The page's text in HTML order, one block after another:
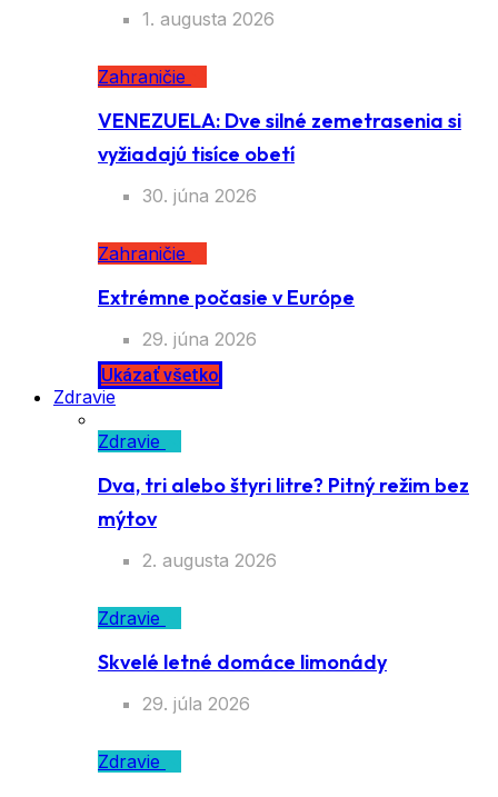
1. augusta 2026
Zahraničie
VENEZUELA: Dve silné zemetrasenia si
vyžiadajú tisíce obetí
30. júna 2026
Zahraničie
Extrémne počasie v Európe
29. júna 2026
Ukázať všetko
Zdravie
Zdravie
Dva, tri alebo štyri litre? Pitný režim bez
mýtov
2. augusta 2026
Zdravie
Skvelé letné domáce limonády
29. júla 2026
Zdravie